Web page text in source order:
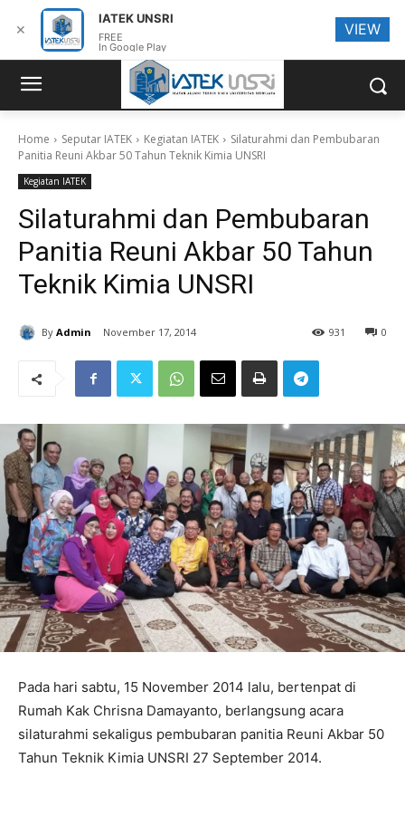
Home Seputar IATEK Kegiatan IATEK
Silaturahmi dan Pembubaran
Panitia Reuni Akbar 50 Tahun Teknik Kimia UNSRI
Kegiatan IATEK
Silaturahmi dan Pembubaran
Panitia Reuni Akbar 50 Tahun
Teknik Kimia UNSRI
By Admin November 17, 2014 0
931
Pada hari sabtu, 15 November 2014 lalu, bertenpat di
Rumah Kak Chrisna Damayanto, berlangsung acara
silaturahmi sekaligus pembubaran panitia Reuni Akbar 50
Tahun Teknik Kimia UNSRI 27 September 2014.
✕
IATEK UNSRI
FREE
In Google Play
VIEW